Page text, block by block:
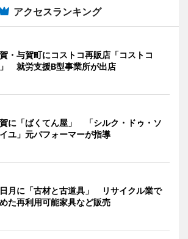
アクセスランキング
・与賀町にコストコ再販店「コストコ
就労支援B型事業所が出店
に「ばくてん屋」 「シルク・ドゥ・ソ
ユ」元パフォーマーが指導
月に「古材と古道具」 リサイクル業で
た再利用可能家具など販売